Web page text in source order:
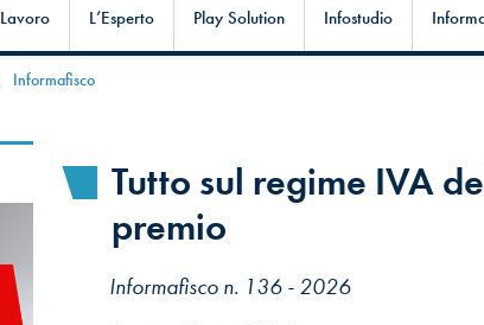
Lavoro L’Esperto Play Solution Infostudio
Informafisco
Tutto sul regime IVA
premio
Informafisco n. 136 - 2026